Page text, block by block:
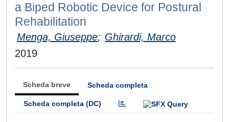
a Biped Robotic Device for Postural
Rehabilitation
Menga, Giuseppe; Ghirardi, Marco
2019
Scheda breve Scheda completa
Scheda completa (DC)